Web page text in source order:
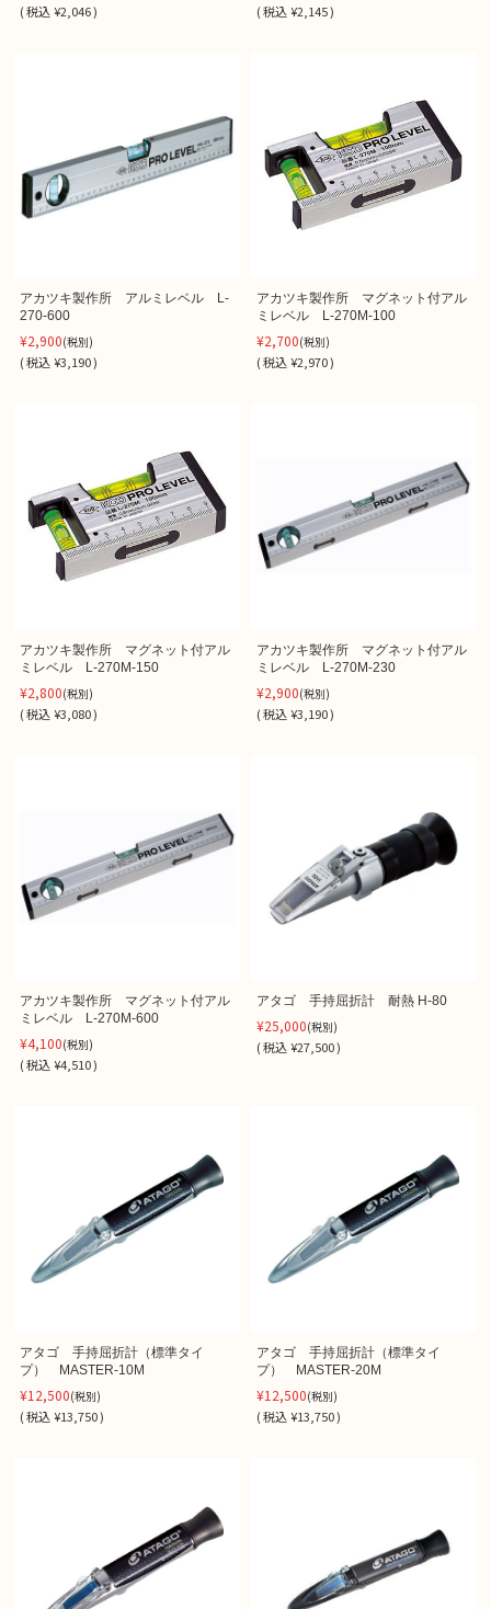
(税込¥2,046 ) (税込 ¥2,145 )
アカツキ製作所 アルミレベル L-
270-600
¥2,900(税別)
(税込¥3,190 )
アカツキ製作所 マグネット付アル
ミレベル L-270M-100
¥2,700(税別)
(税込 ¥2,970 )
アカツキ製作所 マグネット付アル
ミレベル L-270M-150
¥2,800(税別)
(税込¥3,080 )
アカツキ製作所 マグネット付アル
ミレベル L-270M-230
¥2,900(税別)
(税込 ¥3,190 )
アカツキ製作所 マグネット付アル
ミレベル L-270M-600
¥4,100(税別)
(税込¥4,510 )
アタゴ 手持屈折計 耐熱 H-80
¥25,000(税別)
(税込 ¥27,500 )
アタゴ 手持屈折計（標準タイ
プ） MASTER-10M
¥12,500(税別)
(税込¥13,750 )
アタゴ 手持屈折計（標準タイ
プ） MASTER-20M
¥12,500(税別)
(税込 ¥13,750 )